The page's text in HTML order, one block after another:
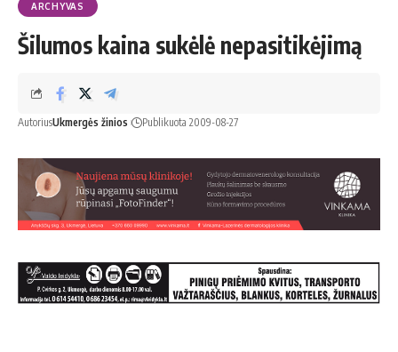
ARCHYVAS
Šilu­mos kai­na su­kė­lė ne­pa­si­ti­kė­ji­mą
AutoriusUkmergės žinios Publikuota 2009-08-27